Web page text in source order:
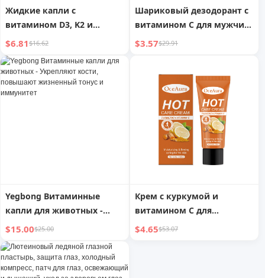
Жидкие капли с
витамином D3, K2 и
боярышником
$6.81$16.62
Шариковый дезодорант с
витамином С для мужчин
и женщин
$3.57$29.91
Yegbong Витаминные
капли для животных -
Укрепляют кости,
повышают жизненный
тонус и иммунитет
$15.00$25.00
Крем с куркумой и
витамином С для
уплотнения кожи
$4.65$53.07